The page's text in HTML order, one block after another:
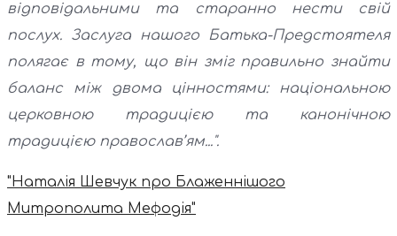
відповідальними та старанно нести свій
послух. Заслуга нашого Батька-Предстоятеля
полягає в тому, що він зміг правильно знайти
баланс між двома цінностями: національною
церковною традицією та канонічною
традицією православ’ям...".
"Наталія Шевчук про Блаженнішого
Митрополита Мефодія"